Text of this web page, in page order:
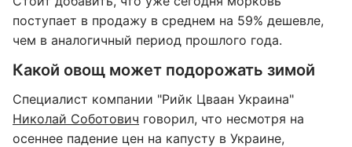
поступает в продажу в среднем на 59% дешевле,
чем в аналогичный период прошлого года.
Какой овощ может подорожать зимой
Специалист компании "Рийк Цваан Украина"
Николай Соботович говорил, что несмотря на
осеннее падение цен на капусту в Украине,